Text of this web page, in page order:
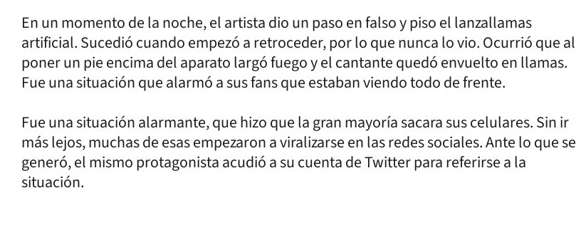
En un momento de la noche, el artista dio un paso en falso y piso el lanzallamas
artificial. Sucedió cuando empezó a retroceder, por lo que nunca lo vio. Ocurrió que al
poner un pie encima del aparato largó fuego y el cantante quedó envuelto en llamas.
Fue una situación que alarmó a sus fans que estaban viendo todo de frente.
Fue una situación alarmante, que hizo que la gran mayoría sacara sus celulares. Sin ir
más lejos, muchas de esas empezaron a viralizarse en las redes sociales. Ante lo que se
generó, el mismo protagonista acudió a su cuenta de Twitter para referirse a la
situación.